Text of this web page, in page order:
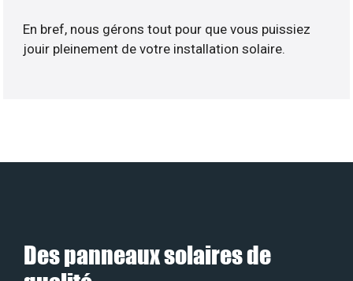
En bref, nous gérons tout pour que vous puissiez
jouir pleinement de votre installation solaire.
Des panneaux solaires de